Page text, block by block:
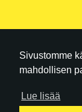
Sivustomme
mahdollisen
Lue lisää